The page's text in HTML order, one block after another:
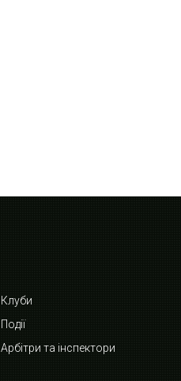
Клуби
Події
Арбітри та інспектори